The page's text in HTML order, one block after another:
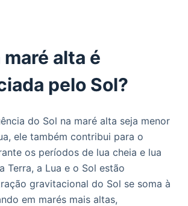
maré alta é
pelo Sol?
do Sol na maré alta seja menor
ele também contribui para o
os períodos de lua cheia e lua
Terra, a Lua e o Sol estão
gravitacional do Sol se soma à
em marés mais altas,